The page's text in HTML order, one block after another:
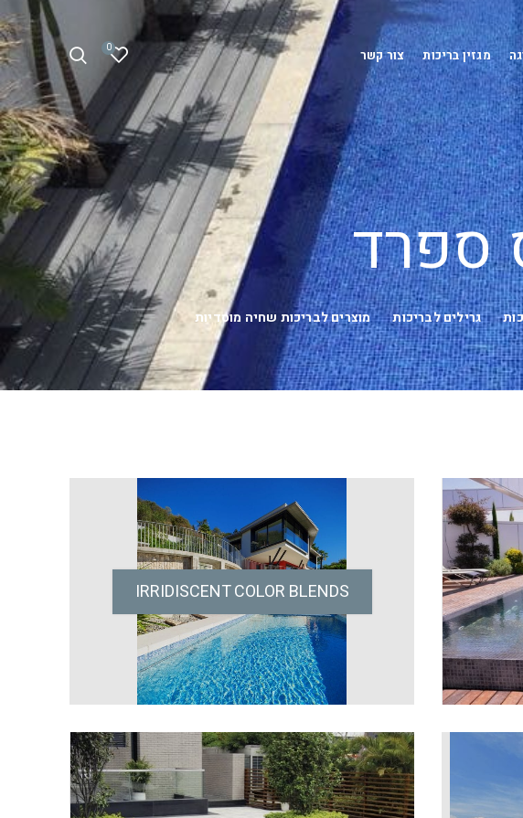
מגזין בריכות צור קשר 0
ספרד
גרילים לבריכות מוצרים לבריכות שחיה מוסדיות
IRRIDISCENT COLOR BLENDS